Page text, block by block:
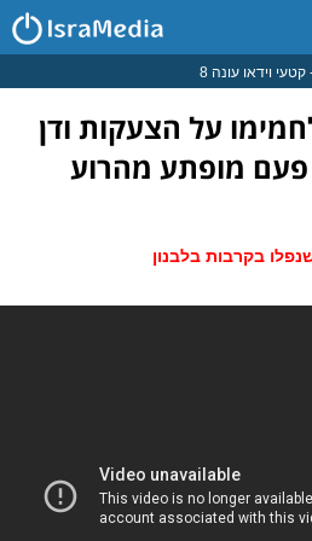
וידאו עונה 8
על הצעקות ודן
מופתע מהרוע